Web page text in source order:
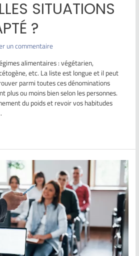
SITUATIONS
?
un commentaire
alimentaires : végétarien,
etc. La liste est longue et il peut
parmi toutes ces dénominations
ou moins bien selon les personnes.
du poids et revoir vos habitudes